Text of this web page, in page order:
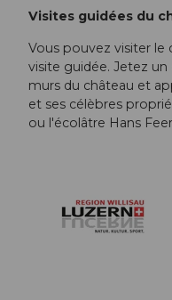
Visites guidées du
Vous pouvez visiter le
visite guidée. Jetez
murs du château et
et ses célèbres
ou l'écolâtre Hans